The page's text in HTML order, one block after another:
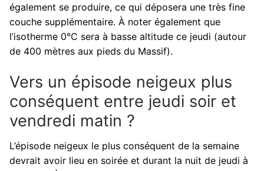
également se produire, ce qui déposera une très fine
couche supplémentaire. À noter également que
l’isotherme 0°C sera à basse altitude ce jeudi (autour
de 400 mètres aux pieds du Massif).
Vers un épisode neigeux plus
conséquent entre jeudi soir et
vendredi matin ?
L’épisode neigeux le plus conséquent de la semaine
devrait avoir lieu en soirée et durant la nuit de jeudi à